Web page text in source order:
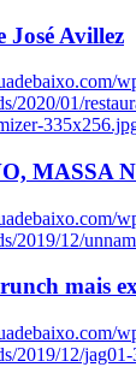
José Avillez
2020/01/
MASSA
2019/12/
mais
2019/12/